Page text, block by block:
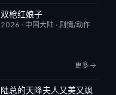
昨日更新
双枪红娘子
2026 · 中国大陆· 剧情/动作
更多
完结 9.0
陆总的天降夫人又美又飒